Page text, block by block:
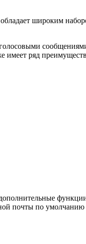
широким
ряд
почты по